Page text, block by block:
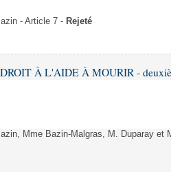
- Article 7 - Rejeté
À L'AIDE À MOURIR -
Mme Bazin-Malgras, M. Duparay et